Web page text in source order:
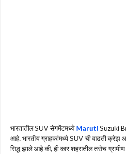
भारतातील SUV सेगमेंटमध्ये Maruti Suzuki
आहे. भारतीय ग्राहकांमध्ये SUV ची वाढती क्रेझ
सिद्ध झाले आहे की, ही कार शहरातील तसेच ग्रामीण